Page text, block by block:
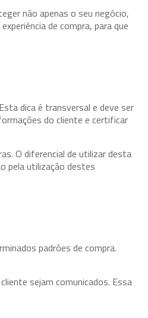
não apenas o seu negócio,
de compra, para que
dica é transversal e deve ser
do cliente e certificar
O diferencial de utilizar desta
pela utilização destes
padrões de compra.
sejam comunicados. Essa